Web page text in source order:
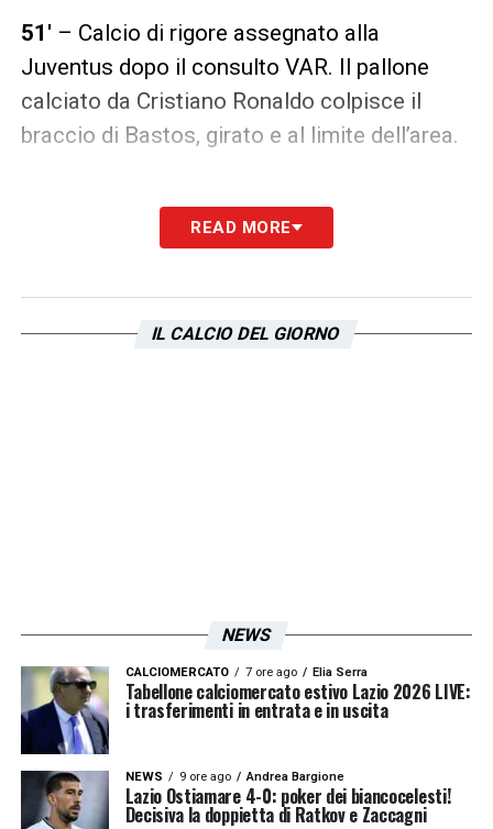
51′– Calcio di rigore assegnato alla
Juventus dopo il consulto VAR. Il pallone
calciato da Cristiano Ronaldo colpisce il
braccio di Bastos, girato e al limite dell’area.
READ MORE
IL CALCIO DEL GIORNO
NEWS
CALCIOMERCATO 7 ore ago Elia Serra
Tabellone calciomercato estivo Lazio 2026 LIVE:
i trasferimenti in entrata e in uscita
NEWS 9 ore ago Andrea Bargione
Lazio Ostiamare 4-0: poker dei biancocelesti!
Decisiva la doppietta di Ratkov e Zaccagni